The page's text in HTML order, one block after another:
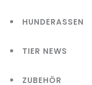
HUNDERASSEN
TIER NEWS
ZUBEHÖR